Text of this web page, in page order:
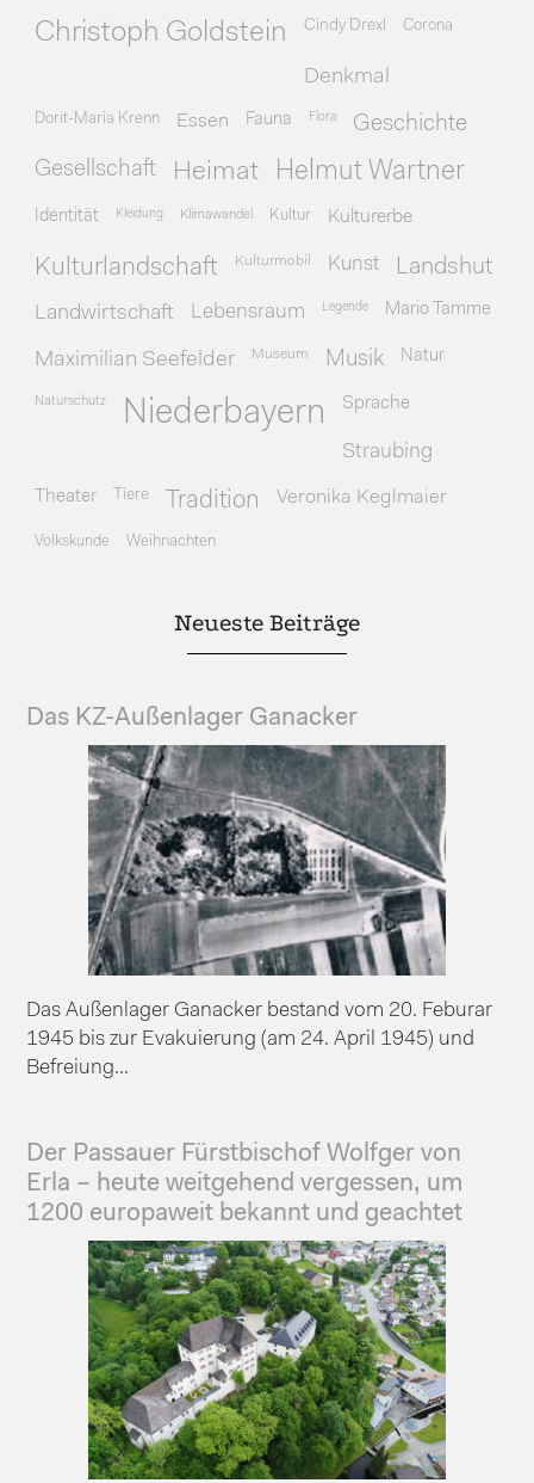
Christoph Goldstein Cindy Drexl Corona
Denkmal
Dorit-Maria Krenn Essen Fauna Flora Geschichte
Gesellschaft Heimat Helmut Wartner
Identität Kleidung Klimawandel Kultur Kulturerbe
Kulturlandschaft Kulturmobil Kunst Landshut
Landwirtschaft Lebensraum Legende Mario Tamme
Maximilian Seefelder Museum Musik Natur
Naturschutz Niederbayern Sprache
Straubing
Theater Tiere Tradition Veronika Keglmaier
Volkskunde Weihnachten
Neueste Beiträge
Das KZ-Außenlager Ganacker
Das Außenlager Ganacker bestand vom 20. Feburar
1945 bis zur Evakuierung (am 24. April 1945) und
Befreiung...
Der Passauer Fürstbischof Wolfger von
Erla – heute weitgehend vergessen, um
1200 europaweit bekannt und geachtet